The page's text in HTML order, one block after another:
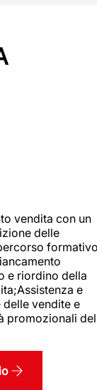
vendita con un
delle
e riordino della
e
vendite e
promozionali del